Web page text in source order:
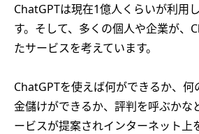
ChatGPTは現在1億人くらいが利用
す。そして、多くの個人や企業が、
たサービスを考えています。
ChatGPTを使えば何ができるか、何
金儲けができるか、評判を呼ぶかな
ービスが提案されインターネット上